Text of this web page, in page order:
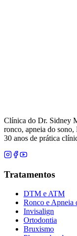
Clínica do Dr. Sidney
ronco, apneia do
30 anos de prática
Tratamentos
DTM e ATM
Ronco e Apneia
Invisalign
Ortodontia
Bruxismo